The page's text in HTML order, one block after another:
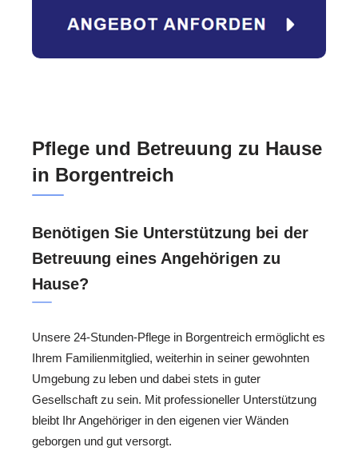
Pflege und Betreuung zu Hause
in Borgentreich
Benötigen Sie Unterstützung bei der
Betreuung eines Angehörigen zu
Hause?
Unsere 24-Stunden-Pflege in Borgentreich ermöglicht es
Ihrem Familienmitglied, weiterhin in seiner gewohnten
Umgebung zu leben und dabei stets in guter
Gesellschaft zu sein. Mit professioneller Unterstützung
bleibt Ihr Angehöriger in den eigenen vier Wänden
geborgen und gut versorgt.